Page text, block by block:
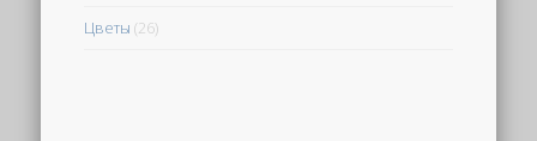
Цветы (26)